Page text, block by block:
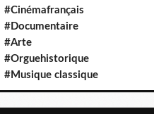
#Cinémafrançais
#Documentaire
#Arte
#Orguehistorique
#Musique classique